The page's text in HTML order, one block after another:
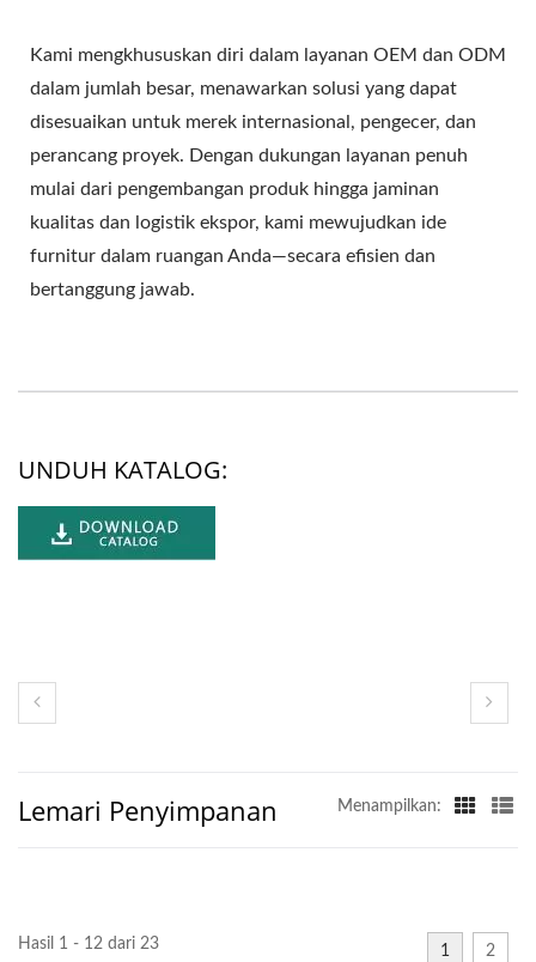
Kami mengkhususkan diri dalam layanan OEM dan ODM
dalam jumlah besar, menawarkan solusi yang dapat
disesuaikan untuk merek internasional, pengecer, dan
perancang proyek. Dengan dukungan layanan penuh
mulai dari pengembangan produk hingga jaminan
kualitas dan logistik ekspor, kami mewujudkan ide
furnitur dalam ruangan Anda—secara efisien dan
bertanggung jawab.
UNDUH KATALOG:
Lemari Penyimpanan Menampilkan:
Hasil 1 - 12 dari 23 1 2